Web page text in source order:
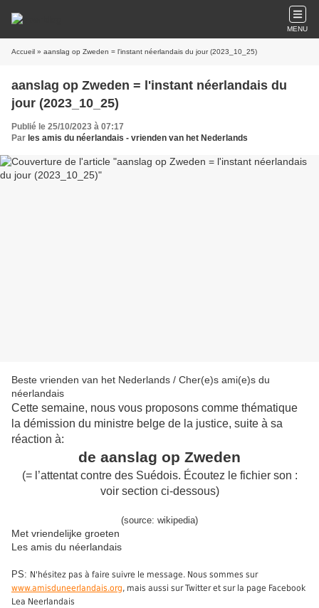
MENU
Accueil » aanslag op Zweden = l'instant néerlandais du jour (2023_10_25)
aanslag op Zweden = l'instant néerlandais du
jour (2023_10_25)
Publié le 25/10/2023 à 07:17
Par les amis du néerlandais - vrienden van het Nederlands
Beste vrienden van het Nederlands / Cher(e)s ami(e)s du
néerlandais
Cette semaine, nous vous proposons comme thématique
la démission du ministre belge de la justice, suite à sa
réaction à:
de aanslag op Zweden
(= l’attentat contre des Suédois. Écoutez le fichier son :
voir section ci-dessous)
(source: wikipedia)
Met vriendelijke groeten
Les amis du néerlandais
PS: N'hésitez pas à faire suivre le message. Nous sommes sur
www.amisduneerlandais.org, mais aussi sur Twitter et sur la page Facebook
Lea Neerlandais